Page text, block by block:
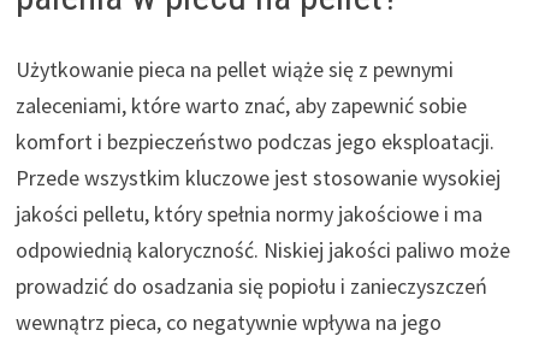
Użytkowanie pieca na pellet wiąże się z pewnymi
zaleceniami, które warto znać, aby zapewnić sobie
komfort i bezpieczeństwo podczas jego eksploatacji.
Przede wszystkim kluczowe jest stosowanie wysokiej
jakości pelletu, który spełnia normy jakościowe i ma
odpowiednią kaloryczność. Niskiej jakości paliwo może
prowadzić do osadzania się popiołu i zanieczyszczeń
wewnątrz pieca, co negatywnie wpływa na jego